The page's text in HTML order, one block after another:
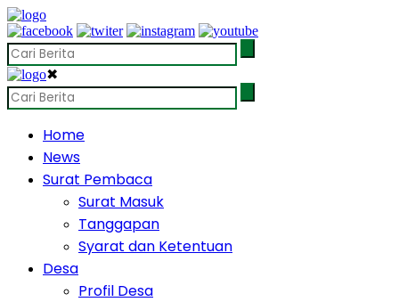
✖
Home
News
Surat Pembaca
Surat Masuk
Tanggapan
Syarat dan Ketentuan
Desa
Profil Desa